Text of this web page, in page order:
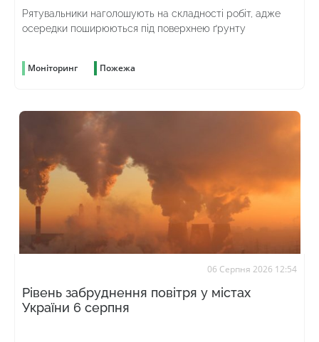
Рятувальники наголошують на складності робіт, адже
осередки поширюються під поверхнею ґрунту
Моніторинг Пожежа
06 Серпня 2026 12:54
Рівень забруднення повітря у містах
України 6 серпня